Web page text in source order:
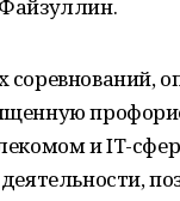
и IT-